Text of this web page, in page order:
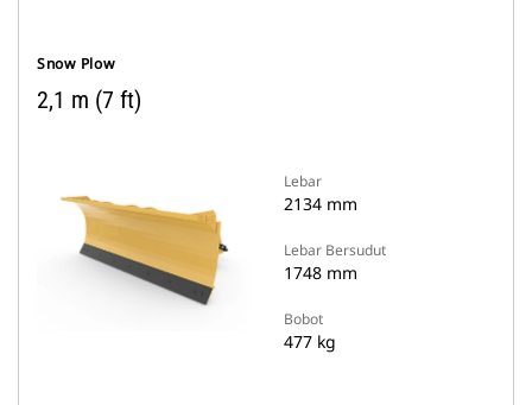
Snow Plow
2,1 m (7 ft)
Lebar
2134 mm
Lebar Bersudut
1748 mm
Bobot
477 kg